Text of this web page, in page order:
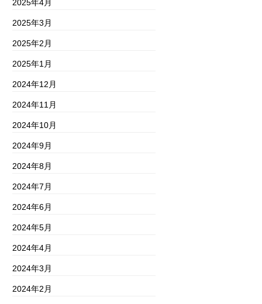
2025年4月
2025年3月
2025年2月
2025年1月
2024年12月
2024年11月
2024年10月
2024年9月
2024年8月
2024年7月
2024年6月
2024年5月
2024年4月
2024年3月
2024年2月